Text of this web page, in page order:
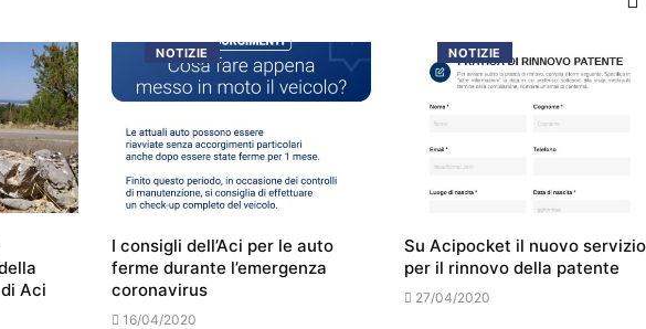
Aci
NOTIZIE
I consigli dell’Aci per le auto
ferme durante l’emergenza
coronavirus
16/04/2020
NOTIZIE
Su Acipocket il nuovo servizio
per il rinnovo della patente
27/04/2020